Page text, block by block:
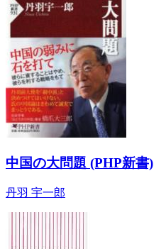
中国の大問題 (PHP新書)
丹羽 宇一郎